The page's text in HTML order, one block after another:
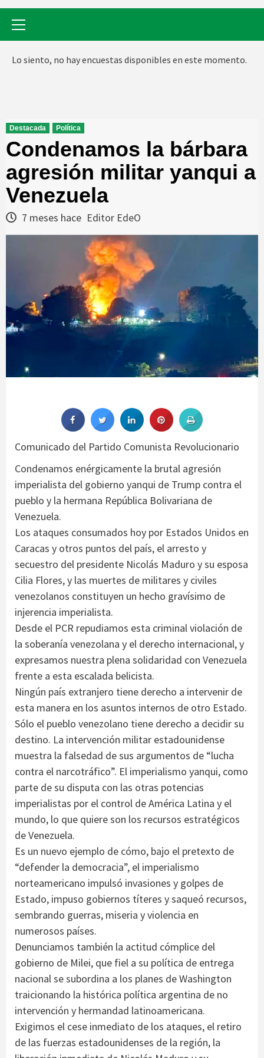
Lo siento, no hay encuestas disponibles en este momento.
Destacada Política
Condenamos la bárbara
agresión militar yanqui a
Venezuela
7 meses hace Editor EdeO
Comunicado del Partido Comunista Revolucionario
Condenamos enérgicamente la brutal agresión
imperialista del gobierno yanqui de Trump contra el
pueblo y la hermana República Bolivariana de
Venezuela.
Los ataques consumados hoy por Estados Unidos en
Caracas y otros puntos del país, el arresto y
secuestro del presidente Nicolás Maduro y su esposa
Cilia Flores, y las muertes de militares y civiles
venezolanos constituyen un hecho gravísimo de
injerencia imperialista.
Desde el PCR repudiamos esta criminal violación de
la soberanía venezolana y el derecho internacional, y
expresamos nuestra plena solidaridad con Venezuela
frente a esta escalada belicista.
Ningún país extranjero tiene derecho a intervenir de
esta manera en los asuntos internos de otro Estado.
Sólo el pueblo venezolano tiene derecho a decidir su
destino. La intervención militar estadounidense
muestra la falsedad de sus argumentos de “lucha
contra el narcotráfico”. El imperialismo yanqui, como
parte de su disputa con las otras potencias
imperialistas por el control de América Latina y el
mundo, lo que quiere son los recursos estratégicos
de Venezuela.
Es un nuevo ejemplo de cómo, bajo el pretexto de
“defender la democracia”, el imperialismo
norteamericano impulsó invasiones y golpes de
Estado, impuso gobiernos títeres y saqueó recursos,
sembrando guerras, miseria y violencia en
numerosos países.
Denunciamos también la actitud cómplice del
gobierno de Milei, que fiel a su política de entrega
nacional se subordina a los planes de Washington
traicionando la histórica política argentina de no
intervención y hermandad latinoamericana.
Exigimos el cese inmediato de los ataques, el retiro
de las fuerzas estadounidenses de la región, la